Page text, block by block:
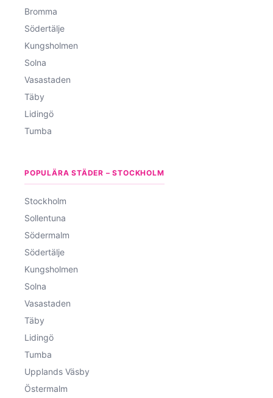
Bromma
Södertälje
Kungsholmen
Solna
Vasastaden
Täby
Lidingö
Tumba
POPULÄRA STÄDER – STOCKHOLM
Stockholm
Sollentuna
Södermalm
Södertälje
Kungsholmen
Solna
Vasastaden
Täby
Lidingö
Tumba
Upplands Väsby
Östermalm